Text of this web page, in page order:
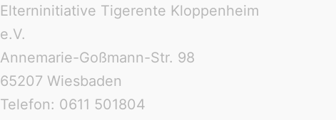
Elterninitiative Tigerente Kloppenheim
e.V.
Annemarie-Goßmann-Str. 98
65207 Wiesbaden
Telefon: 0611 501804